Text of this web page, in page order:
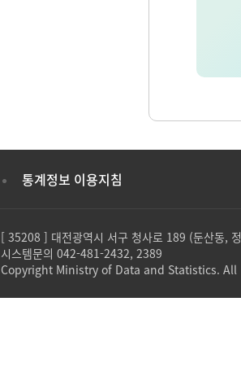
통계정보 이용지침
[ 35208 ] 대전광역시 서구 청사로 189 (둔산동,
시스템문의 042-481-2432, 2389
Copyright Ministry of Data and Statistics.